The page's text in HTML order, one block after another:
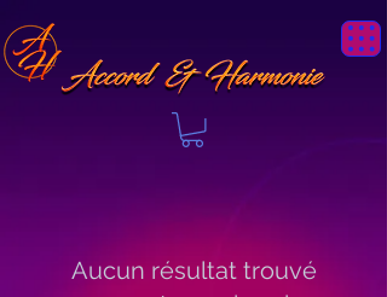
Aucun résultat trouvé